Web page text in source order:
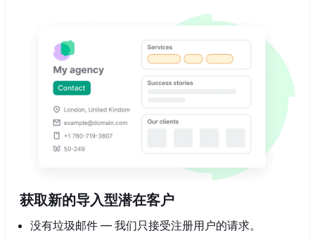
获取新的导入型潜在客户
没有垃圾邮件 — 我们只接受注册用户的请求。